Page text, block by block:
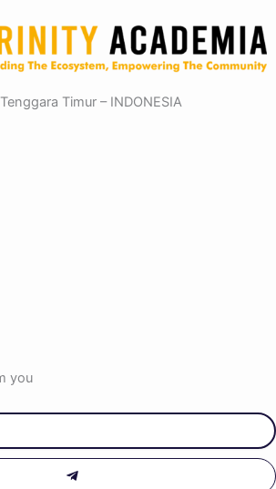
Timur – INDONESIA
you
Submit